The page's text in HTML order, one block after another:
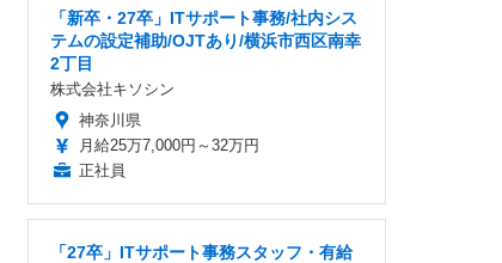
「新卒・27卒」ITサポート事務/社内シス
テムの設定補助/OJTあり/横浜市西区南幸
2丁目
株式会社キソシン
神奈川県
月給25万7,000円～32万円
正社員
「27卒」ITサポート事務スタッフ・有給